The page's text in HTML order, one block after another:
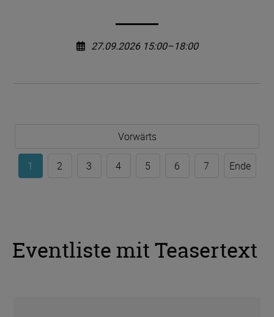
27.09.2026 15:00–18:00
Vorwärts
1 2 3 4 5 6 7 Ende
Eventliste mit Teasertext